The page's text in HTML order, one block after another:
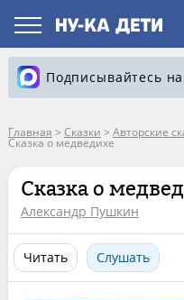
Подписывайтесь
Главная > Сказки > Авторские
Сказка о медведихе
Сказка о
Александр Пушкин
Читать Слушать